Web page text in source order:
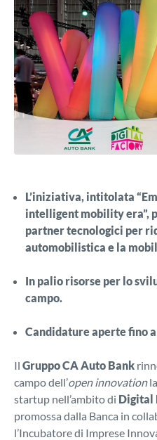
L’iniziativa, intitolata
intelligent mobility era”,
partner tecnologici per
automobilistica e la
In palio risorse per lo
campo.
Candidature aperte fino
Il Gruppo CA Auto Bank
campo dell’open innovation
startup nell’ambito di Digital
promossa dalla Banca in
l’Incubatore di Imprese